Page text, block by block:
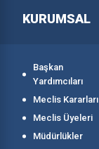
KURUMSAL
Başkan
Yardımcıları
Meclis Kararları
Meclis Üyeleri
Müdürlükler